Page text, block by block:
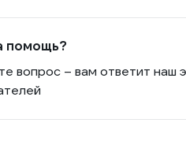
помощь?
вопрос – вам ответит наш